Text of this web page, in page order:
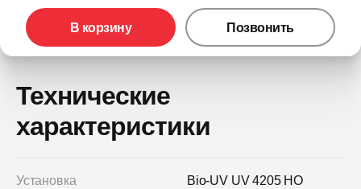
В корзину Позвонить
Технические
характеристики
Установка Bio-UV UV 4205 HO